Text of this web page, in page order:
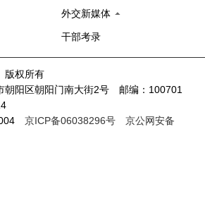
外交新媒体
干部考录
版权所有
朝阳区朝阳门南大街2号 邮编：100701
京ICP备06038296号
京公网安备